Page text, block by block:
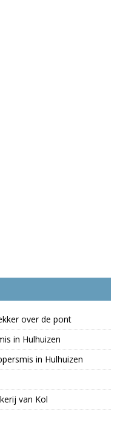
over de pont
in Hulhuizen
in Hulhuizen
van Kol